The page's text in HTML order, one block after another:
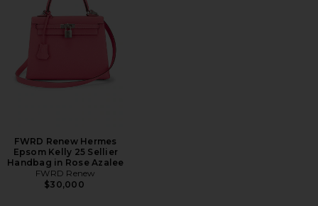
FWRD Renew Hermes
Epsom Kelly 25 Sellier
Handbag in Rose Azalee
FWRD Renew
$30,000